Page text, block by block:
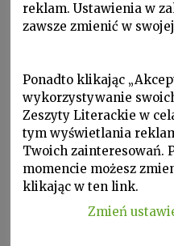
Nic nie zaczyna się nie
Harmonio jesteś mą
Kiedy się skończy
który nam tyle przyniósł
reklam. Ustawienia w
zawsze zmienić w
Ponadto klikając
wykorzystywanie
Zeszyty Literackie w
tym wyświetlania
Twoich zainteresowań.
momencie możesz
klikając w ten link.
Zmień